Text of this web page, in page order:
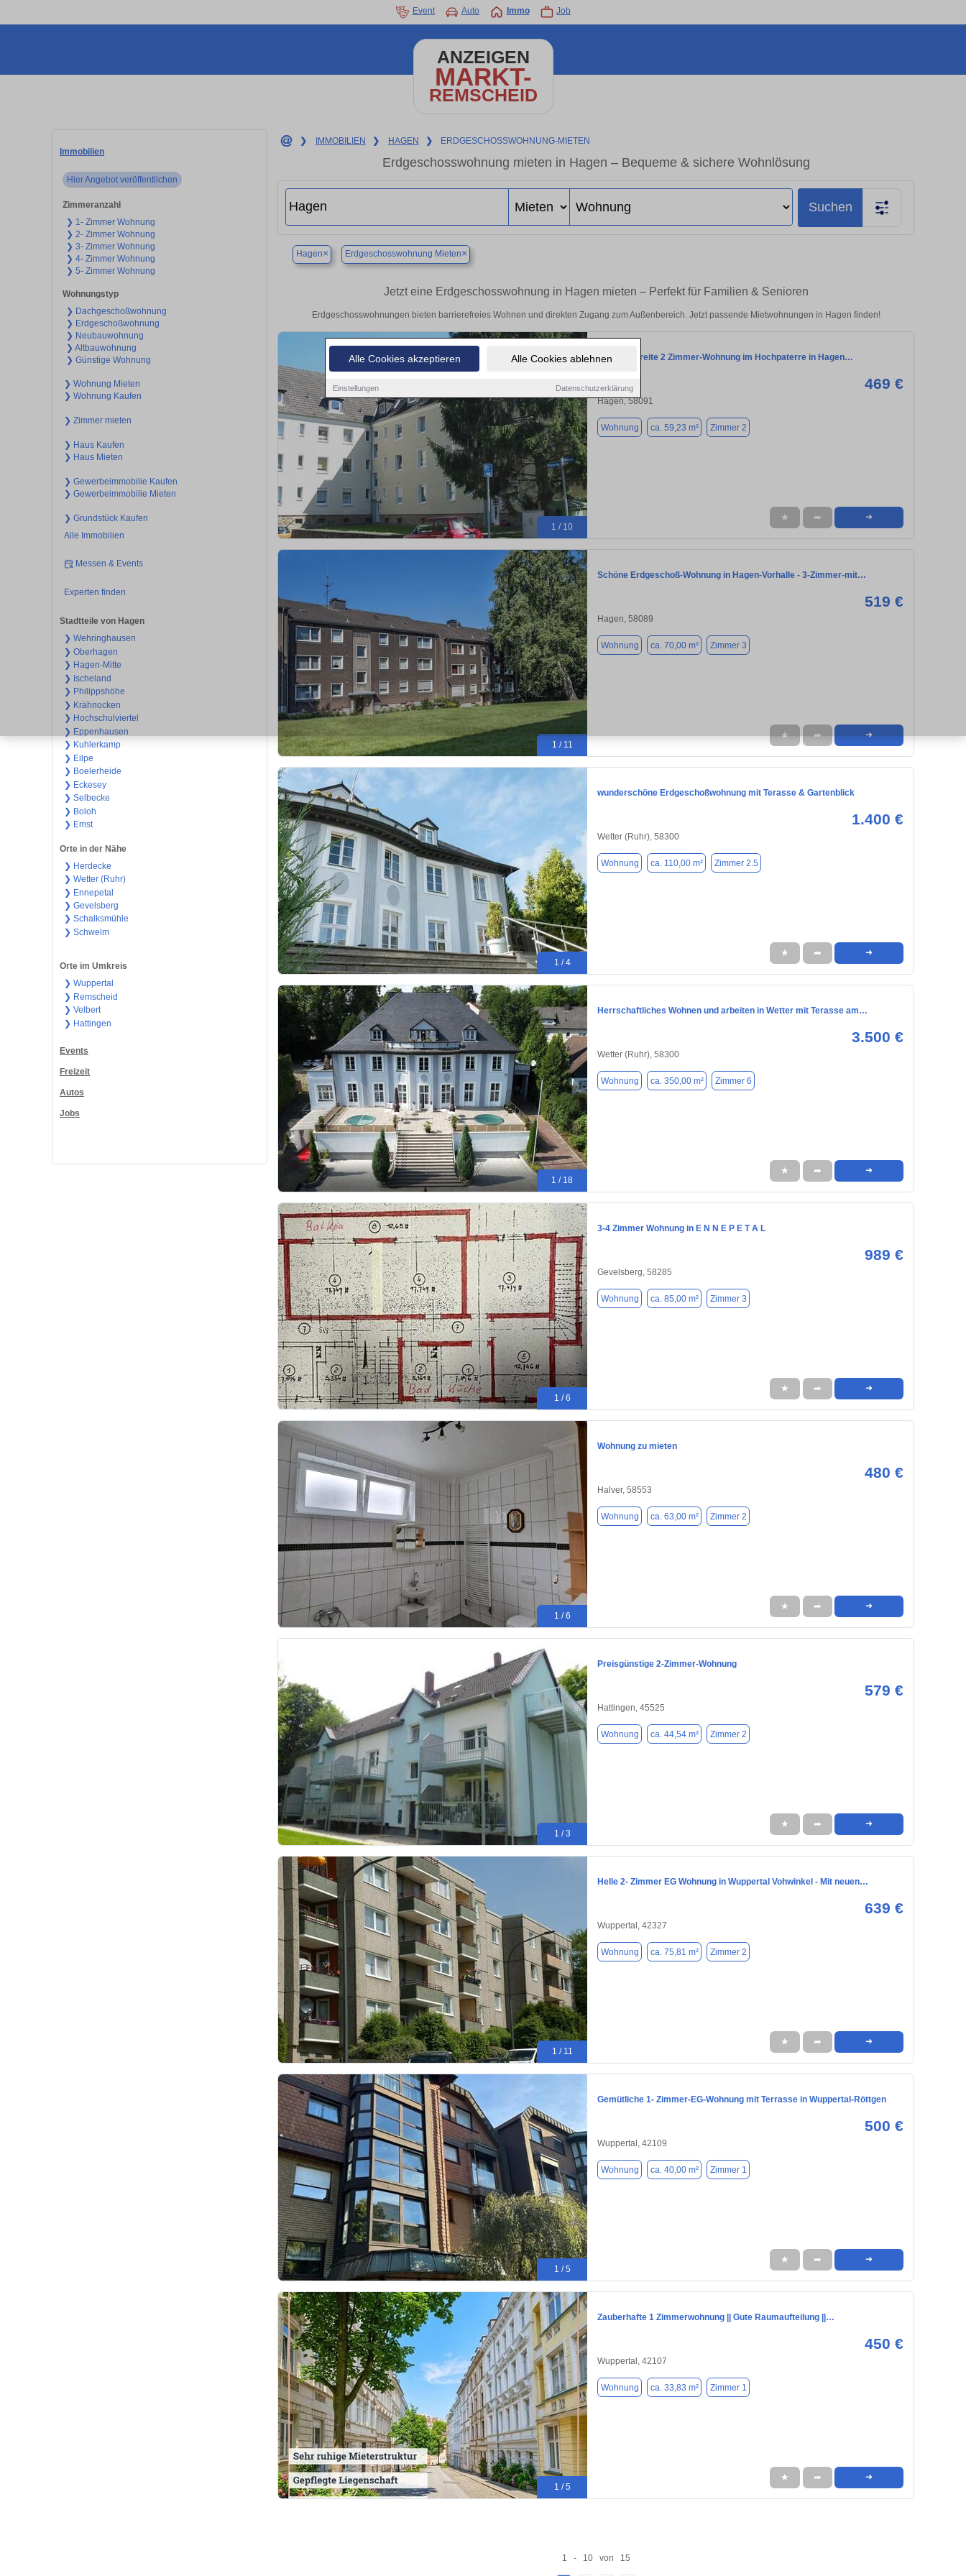
Alle Cookies akzeptieren Alle Cookies ablehnen
Einstellungen Datenschutzerklärung
Event Auto Immo Job
ANZEIGEN
MARKT-
REMSCHEID
Immobilien
Hier Angebot veröffentlichen
Zimmeranzahl
❯ 1- Zimmer Wohnung
❯ 2- Zimmer Wohnung
❯ 3- Zimmer Wohnung
❯ 4- Zimmer Wohnung
❯ 5- Zimmer Wohnung
Wohnungstyp
❯ Dachgeschoßwohnung
❯ Erdgeschoßwohnung
❯ Neubauwohnung
❯ Altbauwohnung
❯ Günstige Wohnung
❯ Wohnung Mieten
❯ Wohnung Kaufen
❯ Zimmer mieten
❯ Haus Kaufen
❯ Haus Mieten
❯ Gewerbeimmobilie Kaufen
❯ Gewerbeimmobilie Mieten
❯ Grundstück Kaufen
Alle Immobilien
Messen & Events
Experten finden
Stadtteile von Hagen
❯ Wehringhausen
❯ Oberhagen
❯ Hagen-Mitte
❯ Ischeland
❯ Philippshöhe
❯ Krähnocken
❯ Hochschulviertel
❯ Eppenhausen
❯ Kuhlerkamp
❯ Eilpe
❯ Boelerheide
❯ Eckesey
❯ Selbecke
❯ Boloh
❯ Emst
Orte in der Nähe
❯ Herdecke
❯ Wetter (Ruhr)
❯ Ennepetal
❯ Gevelsberg
❯ Schalksmühle
❯ Schwelm
Orte im Umkreis
❯ Wuppertal
❯ Remscheid
❯ Velbert
❯ Hattingen
Events
Freizeit
Autos
Jobs
❯ IMMOBILIEN ❯ HAGEN ❯ ERDGESCHOSSWOHNUNG-MIETEN
Erdgeschosswohnung mieten in Hagen – Bequeme & sichere Wohnlösung
Suchen
Hagen× Erdgeschosswohnung Mieten×
Jetzt eine Erdgeschosswohnung in Hagen mieten – Perfekt für Familien & Senioren
Erdgeschosswohnungen bieten barrierefreies Wohnen und direkten Zugang zum Außenbereich. Jetzt passende Mietwohnungen in Hagen finden!
1 / 10
Einzugsbereite 2 Zimmer-Wohnung im Hochpaterre in Hagen…
469 €
Hagen, 58091
Wohnung ca. 59,23 m² Zimmer 2
★ ➦ ➜
1 / 11
Schöne Erdgeschoß-Wohnung in Hagen-Vorhalle - 3-Zimmer-mit…
519 €
Hagen, 58089
Wohnung ca. 70,00 m² Zimmer 3
★ ➦ ➜
1 / 4
wunderschöne Erdgeschoßwohnung mit Terasse & Gartenblick
1.400 €
Wetter (Ruhr), 58300
Wohnung ca. 110,00 m² Zimmer 2.5
★ ➦ ➜
1 / 18
Herrschaftliches Wohnen und arbeiten in Wetter mit Terasse am…
3.500 €
Wetter (Ruhr), 58300
Wohnung ca. 350,00 m² Zimmer 6
★ ➦ ➜
1 / 6
3-4 Zimmer Wohnung in E N N E P E T A L
989 €
Gevelsberg, 58285
Wohnung ca. 85,00 m² Zimmer 3
★ ➦ ➜
1 / 6
Wohnung zu mieten
480 €
Halver, 58553
Wohnung ca. 63,00 m² Zimmer 2
★ ➦ ➜
1 / 3
Preisgünstige 2-Zimmer-Wohnung
579 €
Hattingen, 45525
Wohnung ca. 44,54 m² Zimmer 2
★ ➦ ➜
1 / 11
Helle 2- Zimmer EG Wohnung in Wuppertal Vohwinkel - Mit neuen…
639 €
Wuppertal, 42327
Wohnung ca. 75,81 m² Zimmer 2
★ ➦ ➜
1 / 5
Gemütliche 1- Zimmer-EG-Wohnung mit Terrasse in Wuppertal-Röttgen
500 €
Wuppertal, 42109
Wohnung ca. 40,00 m² Zimmer 1
★ ➦ ➜
1 / 5
Zauberhafte 1 Zimmerwohnung || Gute Raumaufteilung ||…
450 €
Wuppertal, 42107
Wohnung ca. 33,83 m² Zimmer 1
★ ➦ ➜
1 - 10 von 15